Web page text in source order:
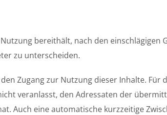
bereithält, nach den einschlägigen
zu unterscheiden.
Zugang zur Nutzung dieser Inhalte. Für
veranlasst, den Adressaten der
Auch eine automatische kurzzeitige